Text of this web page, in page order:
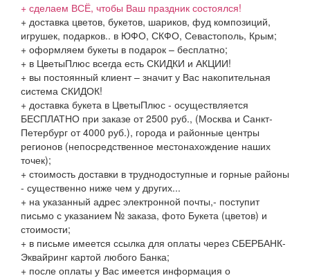
+ сделаем ВСЁ, чтобы Ваш праздник состоялся!
+ доставка цветов, букетов, шариков, фуд композиций,
игрушек, подарков.. в ЮФО, СКФО, Севастополь, Крым;
+ оформляем букеты в подарок – бесплатно;
+ в ЦветыПлюс всегда есть СКИДКИ и АКЦИИ!
+ вы постоянный клиент – значит у Вас накопительная
система СКИДОК!
+ доставка букета в ЦветыПлюс - осуществляется
БЕСПЛАТНО при заказе от 2500 руб., (Москва и Санкт-
Петербург от 4000 руб.), города и районные центры
регионов (непосредственное местонахождение наших
точек);
+ стоимость доставки в труднодоступные и горные районы
- существенно ниже чем у других...
+ на указанный адрес электронной почты,- поступит
письмо с указанием № заказа, фото Букета (цветов) и
стоимости;
+ в письме имеется ссылка для оплаты через СБЕРБАНК-
Эквайринг картой любого Банка;
+ после оплаты у Вас имеется информация о